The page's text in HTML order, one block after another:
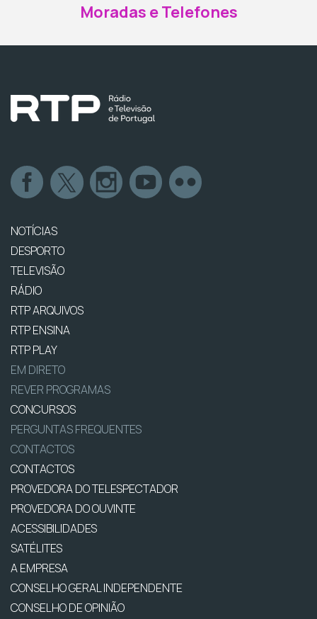
Moradas e Telefones
NOTÍCIAS
DESPORTO
TELEVISÃO
RÁDIO
RTP ARQUIVOS
RTP ENSINA
RTP PLAY
EM DIRETO
REVER PROGRAMAS
CONCURSOS
PERGUNTAS FREQUENTES
CONTACTOS
CONTACTOS
PROVEDORA DO TELESPECTADOR
PROVEDORA DO OUVINTE
ACESSIBILIDADES
SATÉLITES
A EMPRESA
CONSELHO GERAL INDEPENDENTE
CONSELHO DE OPINIÃO